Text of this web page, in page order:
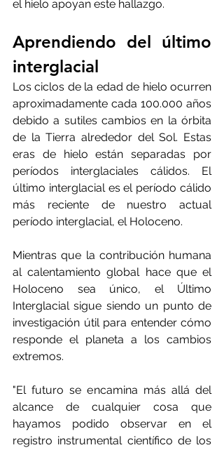
el hielo apoyan este hallazgo.
Aprendiendo del último
interglacial
Los ciclos de la edad de hielo ocurren
aproximadamente cada 100.000 años
debido a sutiles cambios en la órbita
de la Tierra alrededor del Sol. Estas
eras de hielo están separadas por
períodos interglaciales cálidos. El
último interglacial es el período cálido
más reciente de nuestro actual
período interglacial, el Holoceno.
Mientras que la contribución humana
al calentamiento global hace que el
Holoceno sea único, el Último
Interglacial sigue siendo un punto de
investigación útil para entender cómo
responde el planeta a los cambios
extremos.
"El futuro se encamina más allá del
alcance de cualquier cosa que
hayamos podido observar en el
registro instrumental científico de los